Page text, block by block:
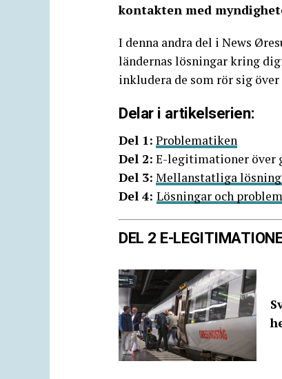
kontakten med
I denna andra del i News
ländernas lösningar kring
inkludera de som rör sig över
Delar i artikelserien:
Del 1: Problematiken
Del 2: E-legitimationer över
Del 3: Mellanstatliga
Del 4: Lösningar och
DEL 2 E-